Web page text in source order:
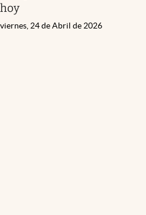
hoy
viernes, 24 de Abril de 2026